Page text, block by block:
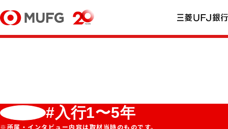
#入行1〜5年
※所属・インタビュー内容は取材当時のものです。